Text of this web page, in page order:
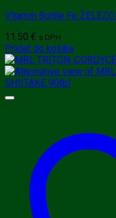
Vitamin Bottle Fe
11.50 € s DPH
Pridať do košíka